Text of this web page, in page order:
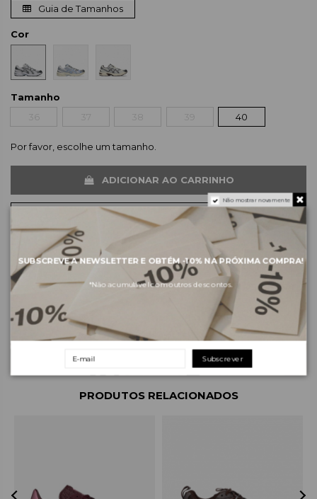
Guia de Tamanhos
Cor
Tamanho
40
Por favor, escolhe um tamanho.
ADICIONAR AO CARRINHO
Sobre a marca
Envios e pagamentos
Devoluções e trocas
PRODUTOS RELACIONADOS
Não mostrar novamente
SUBSCREVE A NEWSLETTER E OBTÉM -10%NA PRÓXIMA COMPRA!
*Não acumulável com outros descontos.
Subscrever